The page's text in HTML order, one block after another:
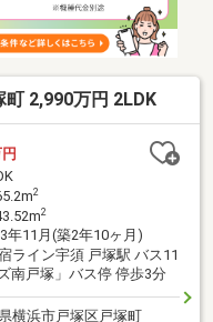
2,990万円 2LDK
2
2
年11月(築2年10ヶ月)
ライン宇須 戸塚駅 バス11
南戸塚」バス停 停歩3分
横浜市戸塚区戸塚町